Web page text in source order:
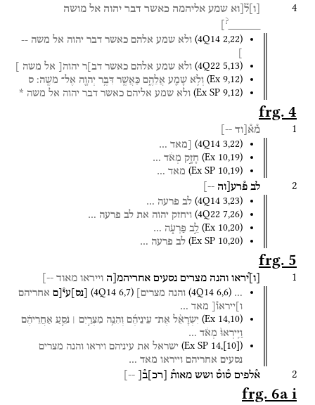
4 ו ל֯[וא שמע אליהמה כאשר דבר יהוה אל מושה
?
(4Q14 2,22) ולא שמע אלהם כאשר דבר יהוה אל משה --
(4Q22 5,13) ולא שמע אלהם כאשר דב]ר יהוה[ אל משה
(Ex 9,12) וְלֹ֥א שָׁמַ֖ע אֲלֵהֶ֑ם כַּאֲשֶׁ֛ר דִּבֶּ֥ר יְהוָ֖ה אֶל־ מֹשֶֽׁה׃ ס
(Ex SP 9,12) ולא שמע אליהם כאשר דבר יהוה אל משה *
frg. 4
1 מ֯א֯[וד --]
(4Q14 3,22) [מאד …
(Ex 10,19) חָזָ֣ק מְאֹ֔ד …
(Ex SP 10,19) מאד …
2 לב פ֯רע[וה --]
(4Q14 3,23) לב פרעה …
(4Q22 7,26) ויחזק יהוה את לב פרעה …
(Ex 10,20) לֵ֣ב פַּרְעֹ֑ה …
(Ex SP 10,20) לב פרעה …
frg. 5
1 ו ]֯יראו והנה מצרים נסעים אחריהמ[ה וייראו מאוד --]
…
(4Q14 6,6) והנה מצרים] (4Q14 6,7) נס עי֯[ם אחריהם
ו]ייראו֯[
מאד …
(Ex 14,10) יִשְׂרָאֵ֨ל אֶת־ עֵינֵיהֶ֜ם וְהִנֵּ֥ה מִצְרַ֣יִם ׀ נֹסֵ֣עַ אַחֲרֵיהֶ֗ם
וַיִּֽירְאוּ֙ מְאֹ֔ד …
(Ex SP 14,[10]) ישראל את עיניהם ויראו והנה מצרים
נסעים אחריהם וייראו מאד …
2 א֯לפים ס֯וס֯ ושש מאות֯ רכ ב֯[ --]
frg. 6a i